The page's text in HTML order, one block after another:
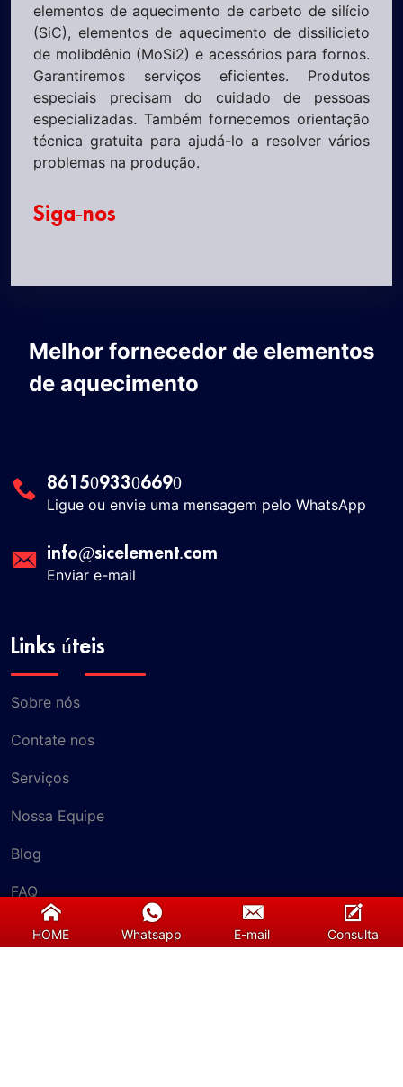
elementos de aquecimento de carbeto de silício
(SiC), elementos de aquecimento de dissilicieto
de molibdênio (MoSi2) e acessórios para fornos.
Garantiremos serviços eficientes. Produtos
especiais precisam do cuidado de pessoas
especializadas. Também fornecemos orientação
técnica gratuita para ajudá-lo a resolver vários
problemas na produção.
Siga-nos
Melhor fornecedor de elementos
de aquecimento
8615093306690
Ligue ou envie uma mensagem pelo WhatsApp
info@sicelement.com
Enviar e-mail
Links úteis
Sobre nós
Contate nos
Serviços
Nossa Equipe
Blog
FAQ
Consulta
HOME Whatsapp E-mail Consulta